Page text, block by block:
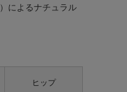
によるナチュラル
ヒップ